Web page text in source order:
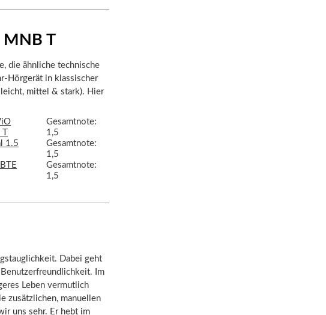
MNB T
die ähnliche technische
Hörgerät in klassischer
mittel & stark). Hier
Gesamtnote:
1,5
1.5
Gesamtnote:
1,5
Gesamtnote:
1,5
Dabei geht
Im
Leben vermutlich
zusätzlichen, manuellen
uns sehr. Er hebt im